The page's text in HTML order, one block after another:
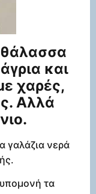
και
χαρές,
Αλλά
γαλάζια νερά
υπομονή τα